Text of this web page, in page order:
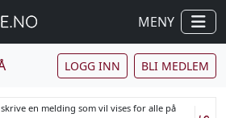
MENY
LOGG INN BLI MEDLEM
en melding som vil vises for alle på